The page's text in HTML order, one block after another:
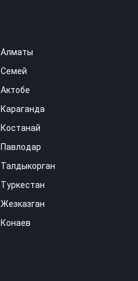
Алматы
Семей
Актобе
Караганда
Костанай
Павлодар
Талдыкорган
Туркестан
Жезказган
Конаев